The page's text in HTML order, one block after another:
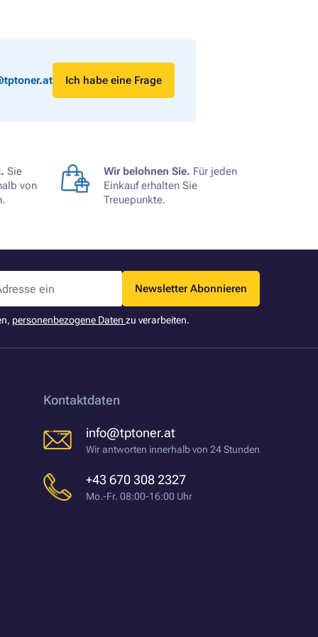
Ich habe eine Frage
Sie
von
Wir belohnen Sie. Für jeden
Einkauf erhalten Sie
Treuepunkte.
Newsletter Abonnieren
personenbezogene Daten zu verarbeiten.
Kontaktdaten
info@tptoner.at
Wir antworten innerhalb von 24 Stunden
+43 670 308 2327
Mo.-Fr. 08:00-16:00 Uhr